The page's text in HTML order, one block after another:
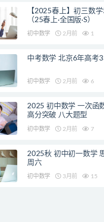
【2025春上】初三数
（25春上·全国版·S）
初中数学 2月前 1
中考数学 北京6年高考
初中数学 2月前 6
2025 初中数学 一次函
高分突破 八大题型
初中数学 2月前 7
2025秋 初中初一数学
周六
初中数学 3月前 15